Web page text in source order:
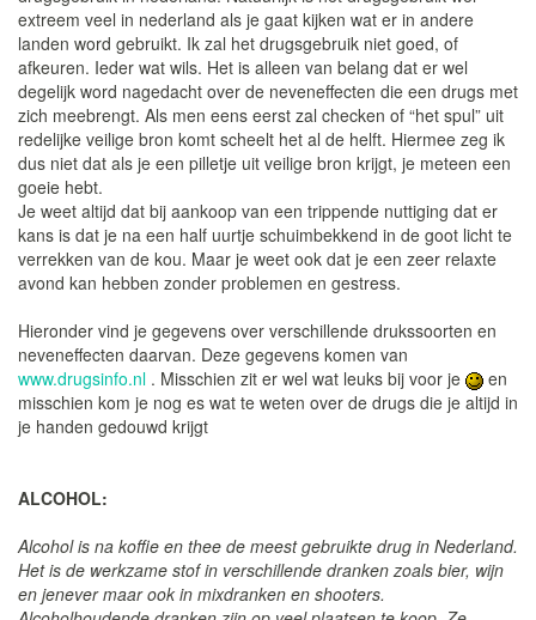
extreem veel in nederland als je gaat kijken wat er in andere
landen word gebruikt. Ik zal het drugsgebruik niet goed, of
afkeuren. Ieder wat wils. Het is alleen van belang dat er wel
degelijk word nagedacht over de neveneffecten die een drugs met
zich meebrengt. Als men eens eerst zal checken of “het spul” uit
redelijke veilige bron komt scheelt het al de helft. Hiermee zeg ik
dus niet dat als je een pilletje uit veilige bron krijgt, je meteen een
goeie hebt.
Je weet altijd dat bij aankoop van een trippende nuttiging dat er
kans is dat je na een half uurtje schuimbekkend in de goot licht te
verrekken van de kou. Maar je weet ook dat je een zeer relaxte
avond kan hebben zonder problemen en gestress.
Hieronder vind je gegevens over verschillende drukssoorten en
neveneffecten daarvan. Deze gegevens komen van
www.drugsinfo.nl . Misschien zit er wel wat leuks bij voor je
en
misschien kom je nog es wat te weten over de drugs die je altijd in
je handen gedouwd krijgt
ALCOHOL:
Alcohol is na koffie en thee de meest gebruikte drug in Nederland.
Het is de werkzame stof in verschillende dranken zoals bier, wijn
en jenever maar ook in mixdranken en shooters.